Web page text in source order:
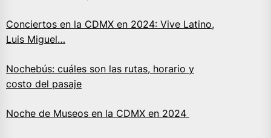
Conciertos en la CDMX en 2024: Vive Latino,
Luis Miguel…
Nochebús: cuáles son las rutas, horario y
costo del pasaje
Noche de Museos en la CDMX en 2024